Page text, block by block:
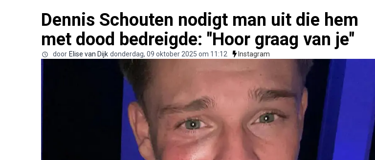
Dennis Schouten nodigt man uit die hem
met dood bedreigde: "Hoor graag van je"
door Elise van Dijk donderdag, 09 oktober 2025 om 11:12 Instagram